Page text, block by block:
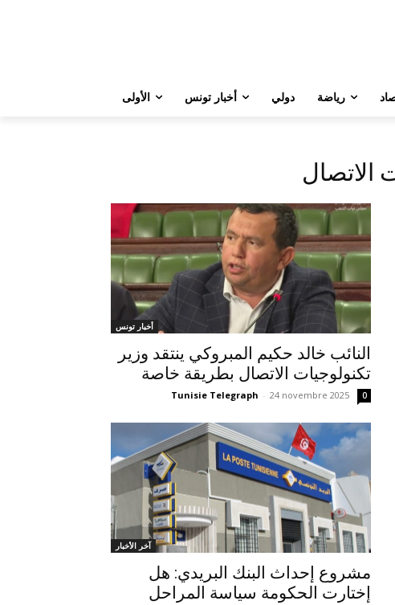
الأولى أخبار تونس دولي رياضة
الاتصال
أخبار تونس
النائب خالد حكيم المبروكي ينتقد وزير
تكنولوجيات الاتصال بطريقة خاصة
Tunisie Telegraph - 24 novembre 2025 0
آخر الأخبار
مشروع إحداث البنك البريدي: هل
إختارت الحكومة سياسة المراحل